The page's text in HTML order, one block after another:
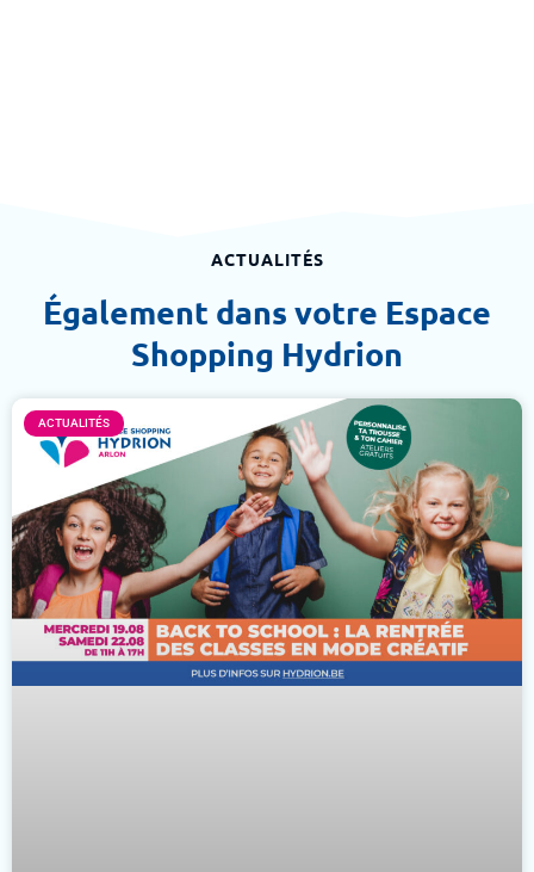
ACTUALITÉS
Également dans votre Espace
Shopping Hydrion
ACTUALITÉS